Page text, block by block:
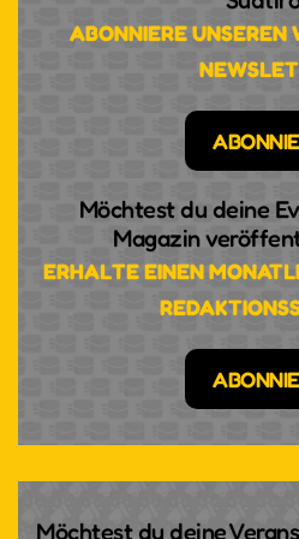
TEMPO UND
PASSION UND
NAMEN:
ANDREA GÖTSCH
Sie ist jung und erfolgreich,
eines: extrem
Die Südtiroler Klarinettistin
ABONNIERE UNSEREN
Möchtest du deine
Magazin
ERHALTE EINEN
Möchtest du deine